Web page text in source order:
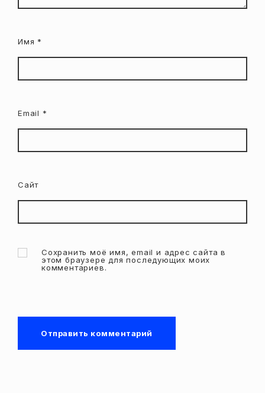
Имя *
Email *
Сайт
Сохранить моё имя, email и адрес сайта в
этом браузере для последующих моих
комментариев.